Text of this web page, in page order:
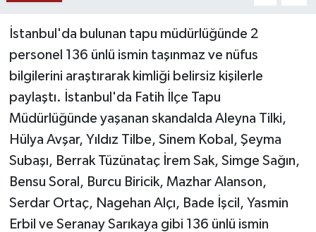
İstanbul'da bulunan tapu müdürlüğünde 2
personel 136 ünlü ismin taşınmaz ve nüfus
bilgilerini araştırarak kimliği belirsiz kişilerle
paylaştı. İstanbul'da Fatih İlçe Tapu
Müdürlüğünde yaşanan skandalda Aleyna Tilki,
Hülya Avşar, Yıldız Tilbe, Sinem Kobal, Şeyma
Subaşı, Berrak Tüzünataç İrem Sak, Simge Sağın,
Bensu Soral, Burcu Biricik, Mazhar Alanson,
Serdar Ortaç, Nagehan Alçı, Bade İşcil, Yasmin
Erbil ve Seranay Sarıkaya gibi 136 ünlü ismin